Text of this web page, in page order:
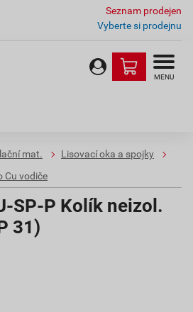
Seznam prodejen
Vyberte si prodejnu
MENU
mat.
Lisovací oka a spojky
Cu vodiče
SP-P Kolík neizol.
31)